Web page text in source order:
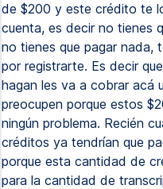
de $200 y este crédito te
cuenta, es decir no tienes
no tienes que pagar nada,
por registrarte. Es decir
hagan les va a cobrar acá
preocupen porque estos
ningún problema. Recién
créditos ya tendrían que
porque esta cantidad de
para la cantidad de